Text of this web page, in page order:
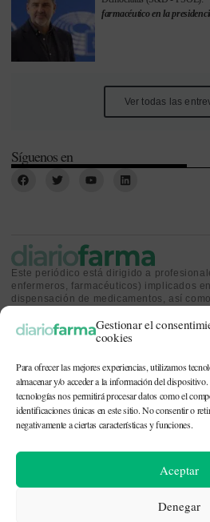
Gestionar el
cookies
Para ofrecer las mejores experiencias, utilizamos
almacenar y/o acceder a la información del
tecnologías nos permitirá procesar datos como el
identificaciones únicas en este sitio. No consentir o
negativamente a ciertas características y funciones.
Aceptar
Denegar
farmacéutico en la
Ver todas las
Síguenos en
Este periódico está dirigido a
enfermeros, farmacéuticos) implicados
dispensación de medicamentos, así
sanitaria.
CONTACTO Y QUIÉNES SOMOS|
© 2026. Todos los derechos reservados. |
fotográficos: